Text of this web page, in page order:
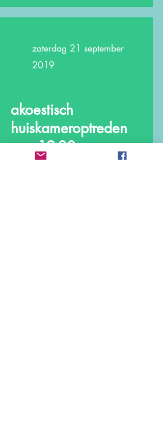
zaterdag 21 september
2019
akoestisch
huiskameroptreden
van 19-20 uur